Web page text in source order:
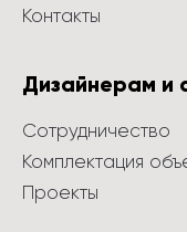
Контакты
Дизайнерам и
Сотрудничество
Комплектация
Проекты